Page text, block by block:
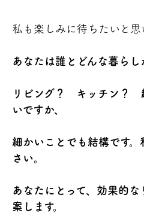
私も楽しみに待ちたいと思
あなたは誰とどんな暮らし
リビング？ キッチン？
いですか、
細かいことでも結構です
さい。
あなたにとって、効果的
案します。